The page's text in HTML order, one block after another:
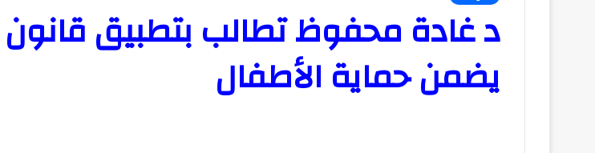
د غادة محفوظ تطالب بتطبيق
يضمن حماية الأطفال